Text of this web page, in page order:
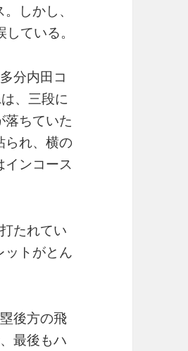
しかし、
ている。
分内田コ
、三段に
ちていた
られ、横の
ンコース
たれてい
ットがとん
後方の飛
最後もハ